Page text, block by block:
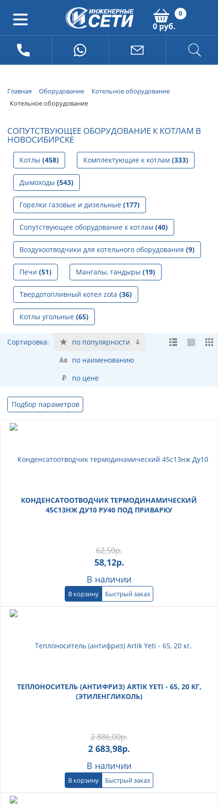
0
0 руб.
Главная Оборудование
Котельное оборудование
Котельное оборудование
СОПУТСТВУЮЩЕЕ ОБОРУДОВАНИЕ К КОТЛАМ В
НОВОСИБИРСКЕ
Котлы (458) Комплектующие к котлам (333)
Дымоходы (543)
Горелки газовые и дизельные (177)
Сопутствующее оборудование к котлам (40)
Воздухоотводчики для котельного оборудования (9)
Печи (51) Мангалы, тандыры (19)
Твердотопливный котел zota (36)
Котлы угольные (65)
Сортировка:
по популярности
по наименованию
по цене
Подбор параметров
КОНДЕНСАТООТВОДЧИК ТЕРМОДИНАМИЧЕСКИЙ
45С13НЖ ДУ10 РУ40 ПОД ПРИВАРКУ
62,50р.
58,12р.
В наличии
В корзину Быстрый заказ
ТЕПЛОНОСИТЕЛЬ (АНТИФРИЗ) ARTIK YETI - 65, 20 КГ,
(ЭТИЛЕНГЛИКОЛЬ)
2 886,00р.
2 683,98р.
В наличии
В корзину Быстрый заказ